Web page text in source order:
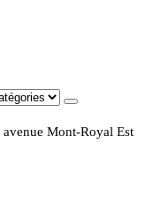
avenue Mont-Royal Est